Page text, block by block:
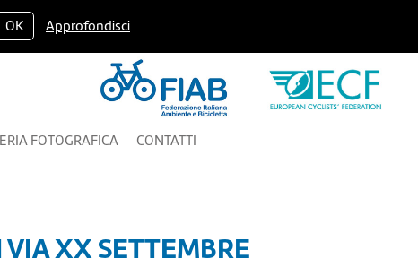
OK Approfondisci
FOTOGRAFICA CONTATTI
XX SETTEMBRE